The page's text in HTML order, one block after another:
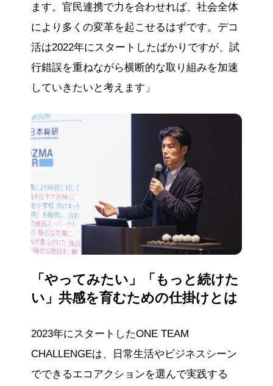
ます。官民連携で力を合わせれば、社会全体
により多くの変革を起こせるはずです。デコ
活は2022年にスタートしたばかりですが、試
行錯誤を重ねながら横断的な取り組みを加速
していきたいと考えます」
「やってみたい」「もっと続けた
い」共感を育むための仕掛けとは
2023年にスタートしたONE TEAM
CHALLENGEは、日常生活やビジネスシーン
でできるエコアクションを選んで実践する